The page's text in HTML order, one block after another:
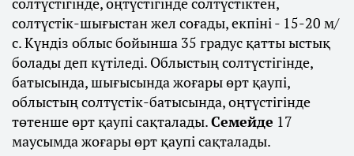
солтүстік-шығыстан жел соғады, екпіні - 15-20 м/
с. Күндіз облыс бойынша 35 градус қатты ыстық
болады деп күтіледі. Облыстың солтүстігінде,
батысында, шығысында жоғары өрт қаупі,
облыстың солтүстік-батысында, оңтүстігінде
төтенше өрт қаупі сақталады.Семейде 17
маусымда жоғары өрт қаупі сақталады.